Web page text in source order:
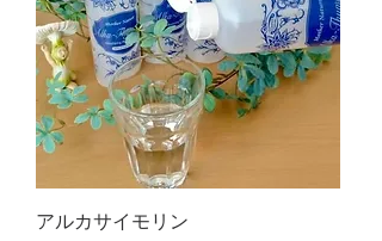
アルカサイモリン